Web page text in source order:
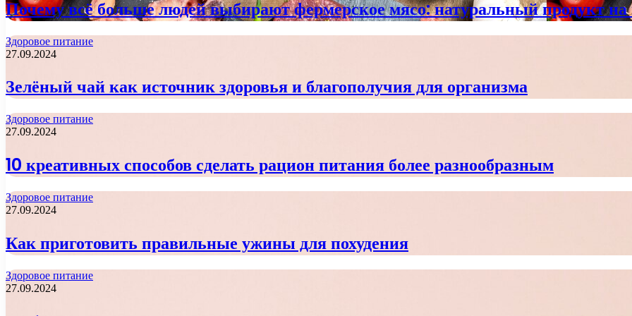
Почему всё больше людей выбирают фермерское мясо: натуральный продукт
Здоровое питание
27.09.2024
Зелёный чай как источник здоровья и благополучия для организма
Здоровое питание
27.09.2024
10 креативных способов сделать рацион питания более разнообразным
Здоровое питание
27.09.2024
Как приготовить правильные ужины для похудения
Здоровое питание
27.09.2024